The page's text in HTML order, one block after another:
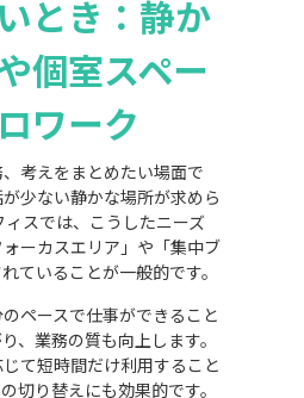
とき：静か
個室スペー
ワーク
考えをまとめたい場面で
少ない静かな場所が求めら
スでは、こうしたニーズ
ーカスエリア」や「集中ブ
ていることが一般的です。
ペースで仕事ができること
、業務の質も向上します。
て短時間だけ利用すること
切り替えにも効果的です。